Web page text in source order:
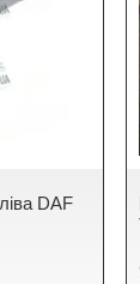
DAF